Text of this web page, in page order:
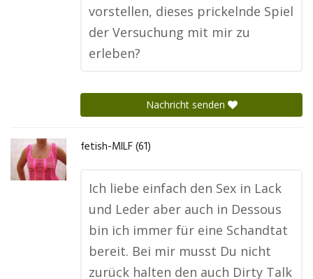
vorstellen, dieses prickelnde Spiel
der Versuchung mit mir zu
erleben?
Nachricht senden
fetish-MILF (61)
Ich liebe einfach den Sex in Lack
und Leder aber auch in Dessous
bin ich immer für eine Schandtat
bereit. Bei mir musst Du nicht
zurück halten den auch Dirty Talk